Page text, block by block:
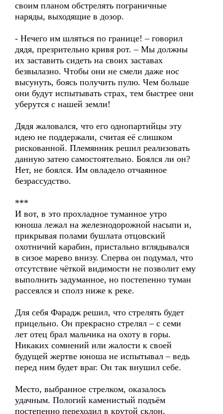
своим планом обстрелять пограничные
наряды, выходящие в дозор.
- Нечего им шляться по границе! – говорил
дядя, презрительно кривя рот. – Мы должны
их заставить сидеть на своих заставах
безвылазно. Чтобы они не смели даже нос
высунуть, боясь получить пулю. Чем больше
они будут испытывать страх, тем быстрее они
уберутся с нашей земли!
Дядя жаловался, что его однопартийцы эту
идею не поддержали, считая её слишком
рискованной. Племянник решил реализовать
данную затею самостоятельно. Боялся ли он?
Нет, не боялся. Им овладело отчаянное
безрассудство.
***
И вот, в это прохладное туманное утро
юноша лежал на железнодорожной насыпи и,
прикрывая полами бушлата отцовский
охотничий карабин, пристально вглядывался
в сизое марево внизу. Сперва он подумал, что
отсутствие чёткой видимости не позволит ему
выполнить задуманное, но постепенно туман
рассеялся и сполз ниже к реке.
Для себя Фарадж решил, что стрелять будет
прицельно. Он прекрасно стрелял – с семи
лет отец брал мальчика на охоту в горы.
Никаких сомнений или жалости к своей
будущей жертве юноша не испытывал – ведь
перед ним будет враг. Он так внушил себе.
Место, выбранное стрелком, оказалось
удачным. Пологий каменистый подъём
постепенно переходил в крутой склон,